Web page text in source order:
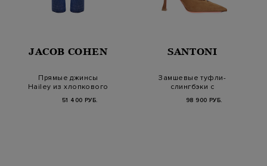
JACOB COHEN
Прямые джинсы
Hailey из хлопкового
денима и лиоцелла
51 400 РУБ.
SANTONI
Замшевые туфли-
слингбэки с
миниатюрной
пряжкой
98 900 РУБ.